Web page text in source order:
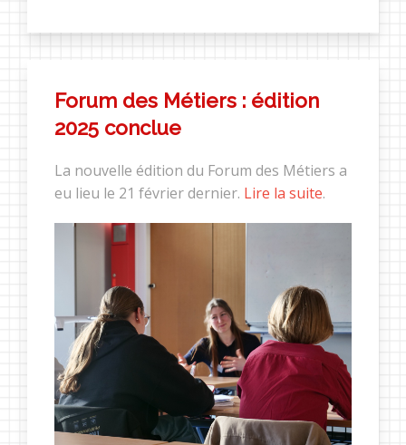
Forum des Métiers : édition
2025 conclue
La nouvelle édition du Forum des Métiers a
eu lieu le 21 février dernier. Lire la suite.